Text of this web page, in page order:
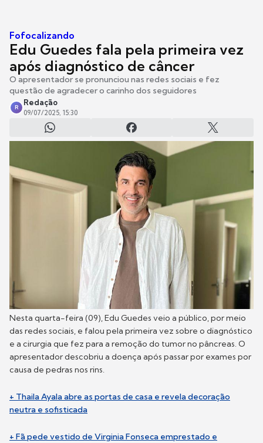
Fofocalizando
Edu Guedes fala pela primeira vez
após diagnóstico de câncer
O apresentador se pronunciou nas redes sociais e fez
questão de agradecer o carinho dos seguidores
R
Redação
09/07/2025, 15:30
Nesta quarta-feira (09), Edu Guedes veio a público, por meio
das redes sociais, e falou pela primeira vez sobre o diagnóstico
e a cirurgia que fez para a remoção do tumor no pâncreas. O
apresentador descobriu a doença após passar por exames por
causa de pedras nos rins.
+ Thaila Ayala abre as portas de casa e revela decoração
neutra e sofisticada
+ Fã pede vestido de Virginia Fonseca emprestado e